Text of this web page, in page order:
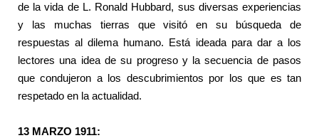
de la vida de L. Ronald Hubbard, sus diversas experiencias
y las muchas tierras que visitó en su búsqueda de
respuestas al dilema humano. Está ideada para dar a los
lectores una idea de su progreso y la secuencia de pasos
que condujeron a los descubrimientos por los que es tan
respetado en la actualidad.
13 MARZO 1911: